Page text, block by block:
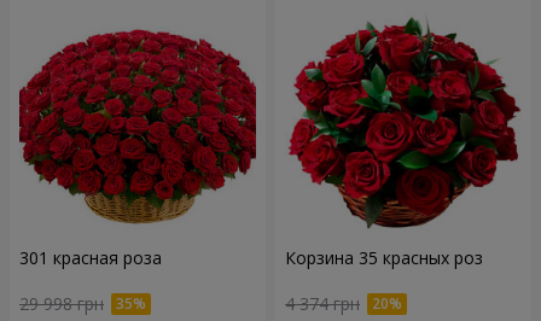
301 красная роза
29 998 грн
Корзина 35 красных роз
4 374 грн